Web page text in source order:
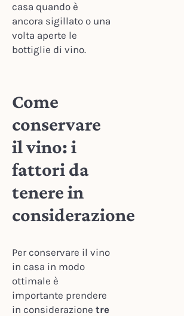
casa quando è
ancora sigillato o una
volta aperte le
bottiglie di vino.
Come
conservare
il vino: i
fattori da
tenere in
considerazione
Per conservare il vino
in casa in modo
ottimale è
importante prendere
in considerazione tre